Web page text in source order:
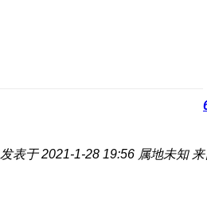
发表于 2021-1-28 19:56 属地未知